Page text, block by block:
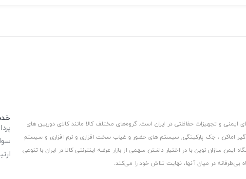
و تجهیزات حفاظتی در ایران است. گروه‏‏‌های مختلف کالا مانند کالای دوربین های
اماکن ، جک پارکینگی, سیستم های حضور و غیاب سخت افزاری و نرم افزاری و سیستم
سازان نوین با در اختیار داشتن سهمی از بازار عرضه اینترنتی کالا در ایران با تنوعی
بی‏‏‏‌طرفانه در میان آنها، نهایت تلاش خود را می‌‏‏کند.